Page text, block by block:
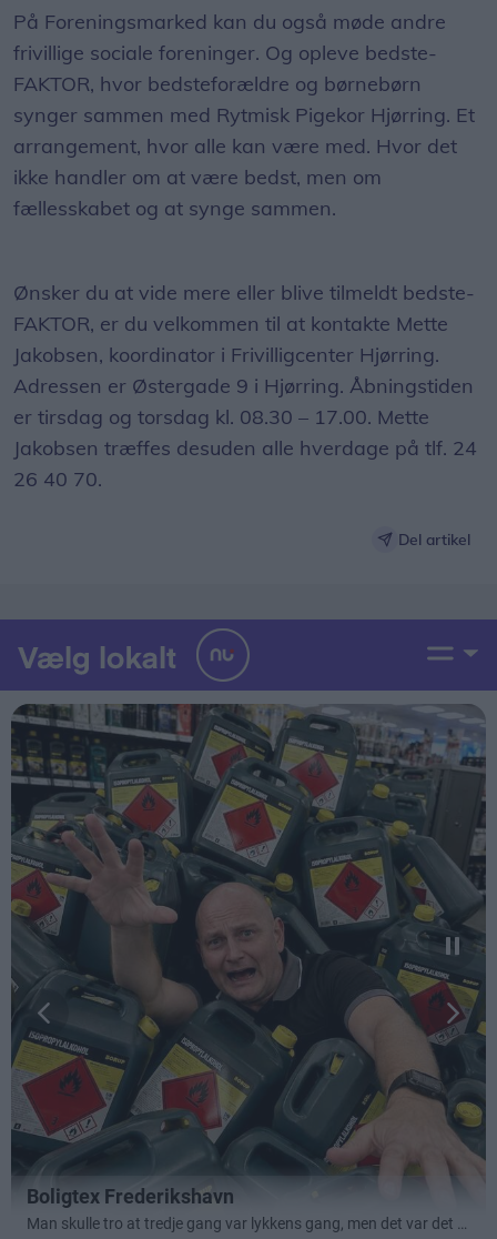
På Foreningsmarked kan du også møde andre
frivillige sociale foreninger. Og opleve bedste-
FAKTOR, hvor bedsteforældre og børnebørn
synger sammen med Rytmisk Pigekor Hjørring. Et
arrangement, hvor alle kan være med. Hvor det
ikke handler om at være bedst, men om
fællesskabet og at synge sammen.
Ønsker du at vide mere eller blive tilmeldt bedste-
FAKTOR, er du velkommen til at kontakte Mette
Jakobsen, koordinator i Frivilligcenter Hjørring.
Adressen er Østergade 9 i Hjørring. Åbningstiden
er tirsdag og torsdag kl. 08.30 – 17.00. Mette
Jakobsen træffes desuden alle hverdage på tlf. 24
26 40 70.
Del artikel